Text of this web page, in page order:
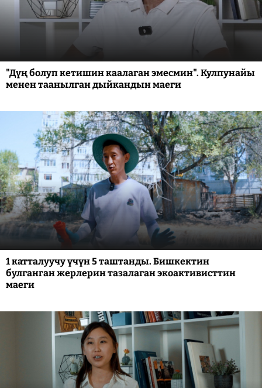
"Дүң болуп кетишин каалаган эмесмин". Кулпунайы
менен таанылган дыйкандын маеги
1 катталуучу үчүн 5 таштанды. Бишкектин
булганган жерлерин тазалаган экоактивисттин
маеги